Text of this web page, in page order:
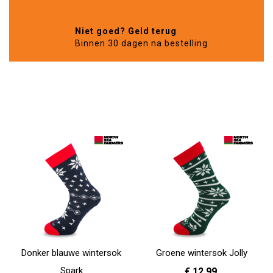
Niet goed? Geld terug
Binnen 30 dagen na bestelling
Donker blauwe wintersok
Spark
Groene wintersok Jolly